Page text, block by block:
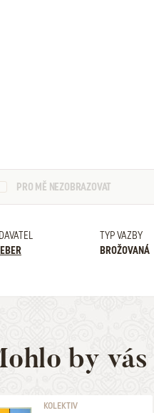
PRO MĚ NEZOBRAZOVAT
TYP VAZBY
BROŽOVANÁ
by
KOLEKTIV